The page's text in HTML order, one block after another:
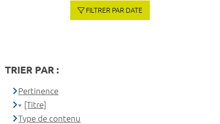
FILTRER PAR DATE
TRIER PAR :
Pertinence
[Titre]
Type de contenu